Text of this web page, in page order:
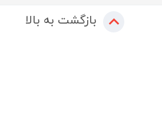
بازگشت به بالا